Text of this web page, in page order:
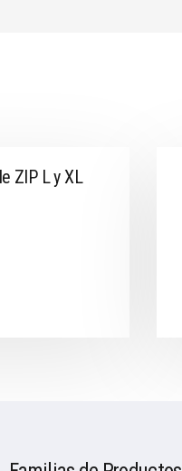
ZIP L y XL